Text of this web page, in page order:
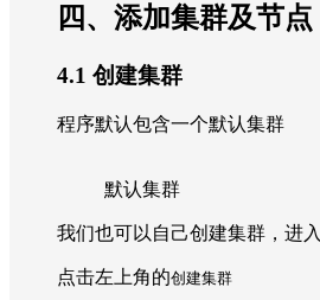
四、添加集群及节点
4.1 创建集群
程序默认包含一个默认集群
默认集群
我们也可以自己创建集群，进入
点击左上角的创建集群